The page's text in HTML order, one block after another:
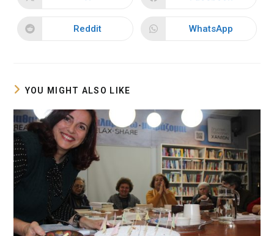
new
window
new
window
Opens
Reddit
Opens
WhatsApp
YOU MIGHT ALSO LIKE